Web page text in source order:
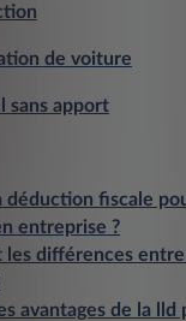
de voiture
sans apport
déduction fiscale
entreprise ?
les différences
avantages de la lld